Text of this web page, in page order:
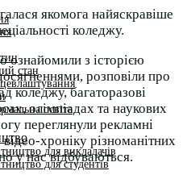
стан
освіта
для викладачів
для студентів
якомога найяскравіше
коледжу.
ознайомили з історією
розповіли про
коледжу, багаторазові
олімпіадах та наукових
переглянули рекламні
хроніку різноманітних
у нас відбуваються.